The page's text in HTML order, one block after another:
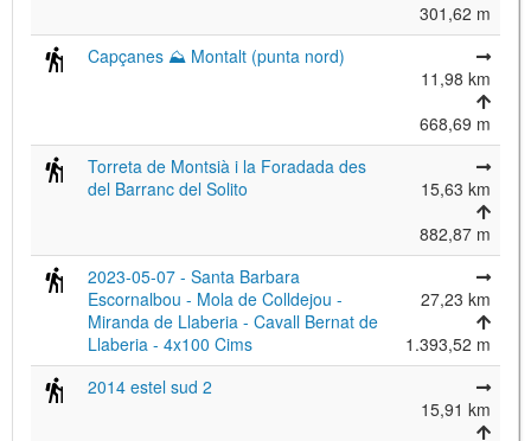
301,62 m
Capçanes ⛰ Montalt (punta nord)
11,98 km
668,69 m
Torreta de Montsià i la Foradada des
del Barranc del Solito
15,63 km
882,87 m
2023-05-07 - Santa Barbara
Escornalbou - Mola de Colldejou -
Miranda de Llaberia - Cavall Bernat de
Llaberia - 4x100 Cims
27,23 km
1.393,52 m
2014 estel sud 2
15,91 km